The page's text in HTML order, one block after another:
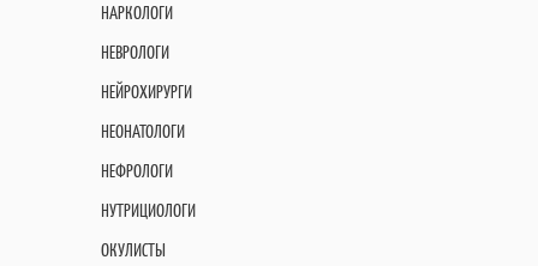
НАРКОЛОГИ
НЕВРОЛОГИ
НЕЙРОХИРУРГИ
НЕОНАТОЛОГИ
НЕФРОЛОГИ
НУТРИЦИОЛОГИ
ОКУЛИСТЫ